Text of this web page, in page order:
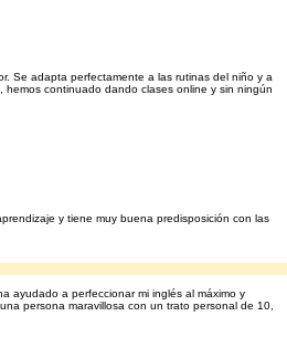
Se adapta perfectamente a las rutinas del niño y a
hemos continuado dando clases online y sin ningún
y tiene muy buena predisposición con las
ayudado a perfeccionar mi inglés al máximo y
persona maravillosa con un trato personal de 10,